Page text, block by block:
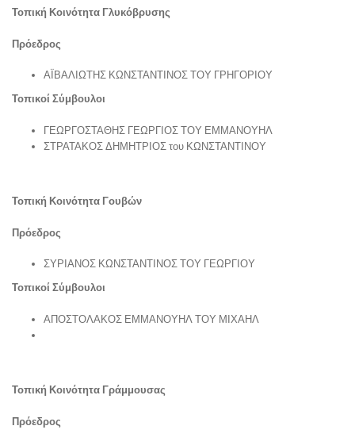
Τοπική Κοινότητα Γλυκόβρυσης
Πρόεδρος
ΑΪΒΑΛΙΩΤΗΣ ΚΩΝΣΤΑΝΤΙΝΟΣ ΤΟΥ ΓΡΗΓΟΡΙΟΥ
Τοπικοί Σύμβουλοι
ΓΕΩΡΓΟΣΤΑΘΗΣ ΓΕΩΡΓΙΟΣ ΤΟΥ ΕΜΜΑΝΟΥΗΛ
ΣΤΡΑΤΑΚΟΣ ΔΗΜΗΤΡΙΟΣ του ΚΩΝΣΤΑΝΤΙΝΟΥ
Τοπική Κοινότητα Γουβών
Πρόεδρος
ΣΥΡΙΑΝΟΣ ΚΩΝΣΤΑΝΤΙΝΟΣ ΤΟΥ ΓΕΩΡΓΙΟΥ
Τοπικοί Σύμβουλοι
ΑΠΟΣΤΟΛΑΚΟΣ ΕΜΜΑΝΟΥΗΛ ΤΟΥ ΜΙΧΑΗΛ
Τοπική Κοινότητα Γράμμουσας
Πρόεδρος